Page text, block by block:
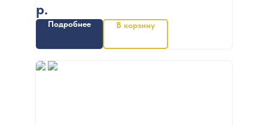
р.
Подробнее В корзину